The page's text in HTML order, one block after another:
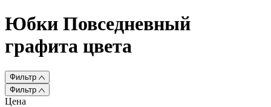
Юбки Повседневный
графита цвета
Фильтр
Фильтр
Цена